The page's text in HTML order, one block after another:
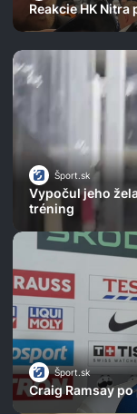
Reakcie HK
Šport.sk
Vypočul jeho
tréning
Šport.sk
Craig Ramsay